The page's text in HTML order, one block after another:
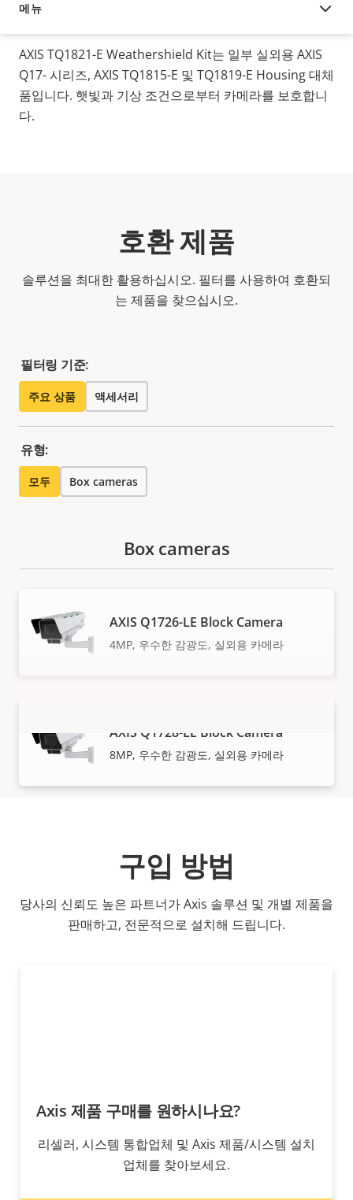
메뉴
오버뷰
AXIS TQ1821-E Weathershield Kit는 일부 실외용 AXIS
Q17-시리즈, AXIS TQ1815-E 및 TQ1819-E Housing 대체
품입니다. 햇빛과 기상 조건으로부터 카메라를 보호합니
다.
호환 제품
솔루션을 최대한 활용하십시오. 필터를 사용하여 호환되
는 제품을 찾으십시오.
필터링 기준:
주요 상품 액세서리
유형:
모두 Box cameras
더 보기
Box cameras
AXIS Q1726-LE Block Camera
4MP, 우수한 감광도, 실외용 카메라
AXIS Q1728-LE Block Camera
8MP, 우수한 감광도, 실외용 카메라
구입 방법
당사의 신뢰도 높은 파트너가 Axis 솔루션 및 개별 제품을
판매하고, 전문적으로 설치해 드립니다.
Axis 제품 구매를 원하시나요?
리셀러, 시스템 통합업체 및 Axis 제품/시스템 설치
업체를 찾아보세요.